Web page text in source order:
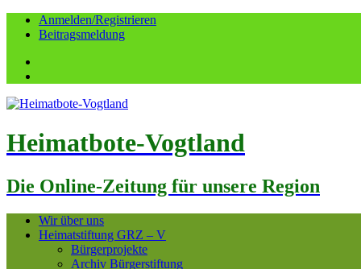
Anmelden/Registrieren
Beitragsmeldung
Heimatbote-Vogtland
Die Online-Zeitung für unsere Region
Wir über uns
Heimatstiftung GRZ – V
Bürgerprojekte
Archiv Bürgerstiftung